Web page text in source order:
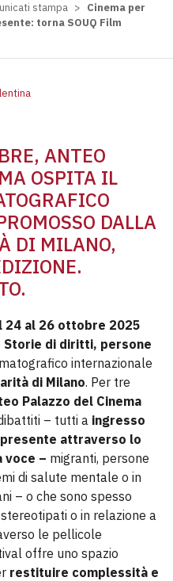
stampa > Cinema per
torna SOUQ Film
ANTEO
OSPITA IL
DALLA
DI MILANO,
24 al 26 ottobre 2025
Storie di diritti, persone
internazionale
di Milano. Per tre
Palazzo del Cinema
– tutti a ingresso
attraverso lo
voce – migranti, persone
di salute mentale o in
– o che sono spesso
o in relazione a
le pellicole
offre uno spazio
restituire complessità e